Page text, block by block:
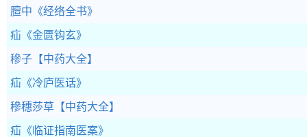
膻中 《经络全书》
疝 《金匮钩玄》
穇子 【中药大全】
疝 《冷庐医话》
穇穗莎草 【中药大全】
疝 《临证指南医案》